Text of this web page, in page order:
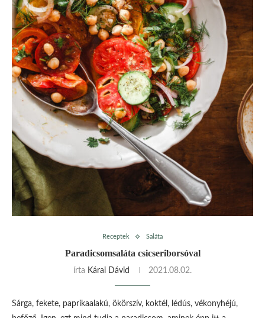
Receptek Saláta
Paradicsomsaláta csicseriborsóval
írta Kárai Dávid 2021.08.02.
Sárga, fekete, paprikaalakú, ökörszív, koktél, lédús, vékonyhéjú,